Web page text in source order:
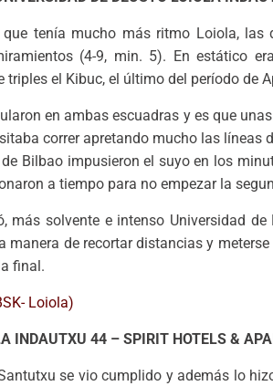
tenía mucho más ritmo Loiola, las
(4-9, min. 5). En estático
triples el Kibuc, el último del período de
en ambas escuadras y es que
correr apretando mucho las
Bilbao impusieron el suyo en los
a tiempo para no empezar la
solvente e intenso Universidad
manera de recortar distancias y
final.
INDAUTXU 44 – SPIRIT HOTELS &
se vio cumplido y además lo